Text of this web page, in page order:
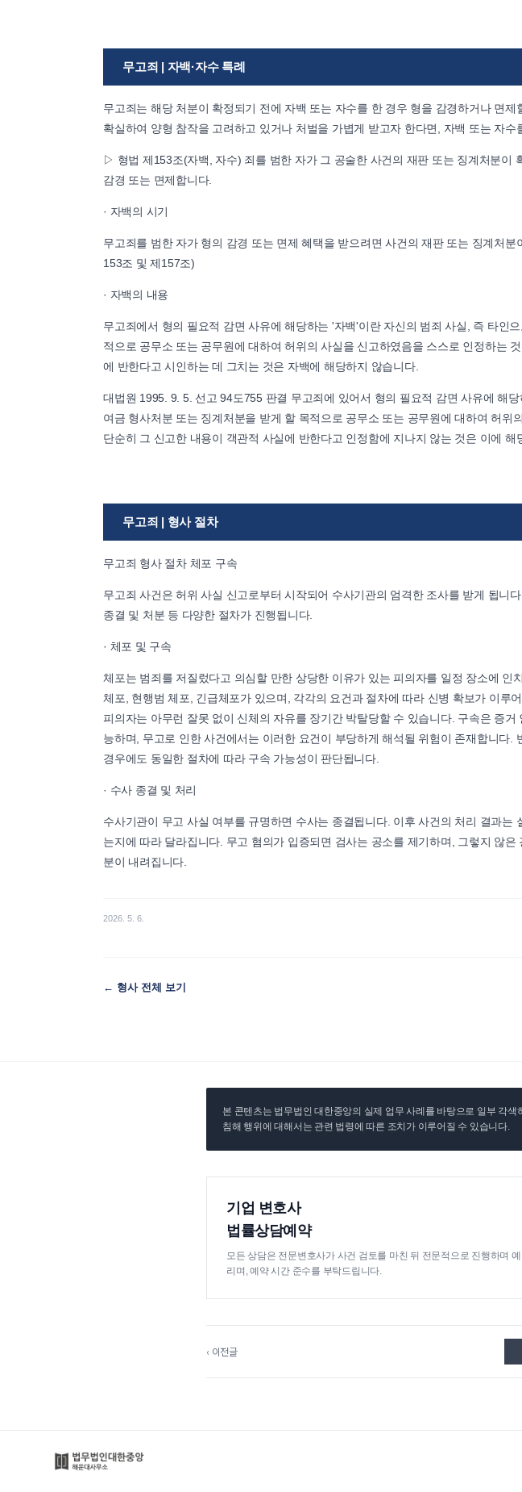
무고죄 | 자백·자수 특례
무고죄는 해당 처분이 확정되기 전에 자백 또는 자수를 한 경우 형을 감경하거나 면
확실하여 양형 참작을 고려하고 있거나 처벌을 가볍게 받고자 한다면, 자백 또는 자수
▷ 형법 제153조(자백, 자수) 죄를 범한 자가 그 공술한 사건의 재판 또는 징계처분이
감경 또는 면제합니다.
· 자백의 시기
무고죄를 범한 자가 형의 감경 또는 면제 혜택을 받으려면 사건의 재판 또는 징계처
153조 및 제157조)
· 자백의 내용
무고죄에서 형의 필요적 감면 사유에 해당하는 '자백'이란 자신의 범죄 사실, 즉 타인
적으로 공무소 또는 공무원에 대하여 허위의 사실을 신고하였음을 스스로 인정하는
에 반한다고 시인하는 데 그치는 것은 자백에 해당하지 않습니다.
대법원 1995. 9. 5. 선고 94도755 판결 무고죄에 있어서 형의 필요적 감면 사유에 해
여금 형사처분 또는 징계처분을 받게 할 목적으로 공무소 또는 공무원에 대하여 허위
단순히 그 신고한 내용이 객관적 사실에 반한다고 인정함에 지나지 않는 것은 이에 해
무고죄 | 형사 절차
무고죄 형사 절차 체포 구속
무고죄 사건은 허위 사실 신고로부터 시작되어 수사기관의 엄격한 조사를 받게 됩니
종결 및 처분 등 다양한 절차가 진행됩니다.
· 체포 및 구속
체포는 범죄를 저질렀다고 의심할 만한 상당한 이유가 있는 피의자를 일정 장소에 인
체포, 현행범 체포, 긴급체포가 있으며, 각각의 요건과 절차에 따라 신병 확보가 이루
피의자는 아무런 잘못 없이 신체의 자유를 장기간 박탈당할 수 있습니다. 구속은 증
능하며, 무고로 인한 사건에서는 이러한 요건이 부당하게 해석될 위험이 존재합니다.
경우에도 동일한 절차에 따라 구속 가능성이 판단됩니다.
· 수사 종결 및 처리
수사기관이 무고 사실 여부를 규명하면 수사는 종결됩니다. 이후 사건의 처리 결과는
는지에 따라 달라집니다. 무고 혐의가 입증되면 검사는 공소를 제기하며, 그렇지 않
분이 내려집니다.
2026. 5. 6.
← 형사전체 보기
본 콘텐츠는 법무법인 대한중앙의 실제 업무 사례를 바탕으로 일부 각
침해 행위에 대해서는 관련 법령에 따른 조치가 이루어질 수 있습니다.
기업 변호사
법률상담예약
모든 상담은 전문변호사가 사건 검토를 마친 뒤 전문적으로 진행하며
리며, 예약 시간 준수를 부탁드립니다.
‹ 이전글